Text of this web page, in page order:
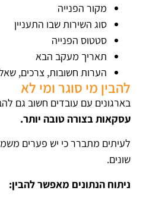
מקור הפנייה
סוג השירות שבו התעניין
סטטוס הפנייה
תאריך מעקב הבא
הערות חשובות, צרכים,
להבין מי סוגר ומי לא
בארגונים עם עובדים חשוב גם
עסקאות בצורה טובה יותר.
לעיתים מתברר כי יש פערים
שונים.
ניתוח הנתונים מאפשר להבין: